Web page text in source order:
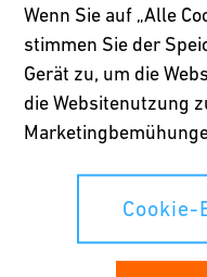
mehr als 17 Jahre
Schaper sieht in Krisen
Herausforderungen die
aktuell gemeinsam mit
Events bei NEYROO.
das Event neu erfinden
Wenn Sie auf „Alle
stimmen Sie der
Gerät zu, um die
die Websitenutzung